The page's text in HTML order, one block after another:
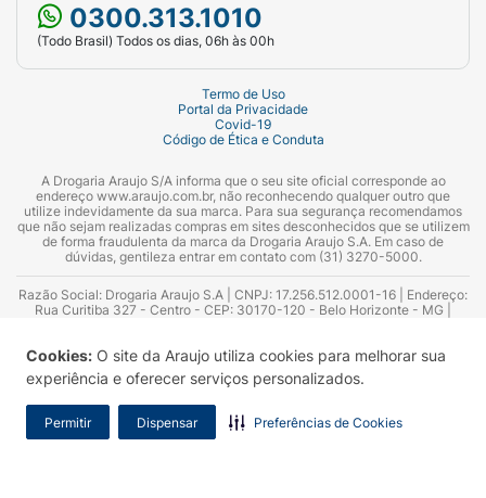
Cookies: O site da Araujo utiliza cookies para melhorar sua
experiência e oferecer serviços personalizados.
Permitir Dispensar Preferências de Cookies
0300.313.1010
(Todo Brasil) Todos os dias, 06h às 00h
Termo de Uso
Portal da Privacidade
Covid-19
Código de Ética e Conduta
A Drogaria Araujo S/A informa que o seu site oficial corresponde ao
endereço www.araujo.com.br, não reconhecendo qualquer outro que
utilize indevidamente da sua marca. Para sua segurança recomendamos
que não sejam realizadas compras em sites desconhecidos que se utilizem
de forma fraudulenta da marca da Drogaria Araujo S.A. Em caso de
dúvidas, gentileza entrar em contato com (31) 3270-5000.
Razão Social: Drogaria Araujo S.A | CNPJ: 17.256.512.0001-16 | Endereço:
Rua Curitiba 327 - Centro - CEP: 30170-120 - Belo Horizonte - MG |
Azevedo Guimarães – CRF 10.965 | Yasmin Silva Alvarenga – CRF 52.584 -
Consultor substituto: Thiago Aguiar Pinheiro - CRF Nº 13.748. Alvará
Sanitário: 2025020713 | Autorização de Funcionamento da Empresa (AFE):